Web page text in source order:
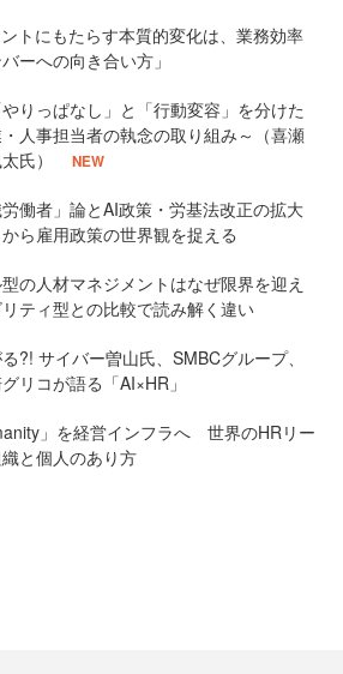
トにもたらす本質的変化は、業務効率
ーへの向き合い方」
やりっぱなし」と「行動変容」を分けた
人事担当者の執念の取り組み～（喜瀬
氏）
NEW
働者」論とAI政策・労基法改正の拡大
ら雇用政策の世界観を捉える
の人材マネジメントはなぜ限界を迎え
ティ型との比較で読み解く違い
?! サイバー曽山氏、SMBCグループ、
リコが語る「AI×HR」
」を経営インフラへ 世界のHRリー
と個人のあり方